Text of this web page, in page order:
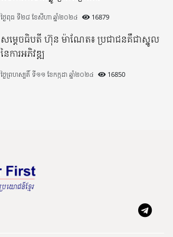
ថ្ងៃពុធ ទី២៨ ខែសីហា ឆ្នាំ២០២៤ 16879
សម្តេចធិបតី ហ៊ុន ម៉ាណែត៖ ប្រជាជនគឺជាស្នូល
នៃការអភិវឌ្ឍ
ថ្ងៃព្រហស្បតិ៍ ទី១១ ខែកក្កដា ឆ្នាំ២០២៤ 16850